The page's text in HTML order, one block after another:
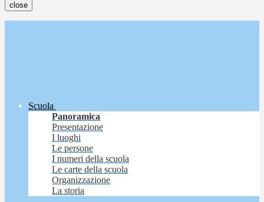
close
Scuola
Panoramica
Presentazione
I luoghi
Le persone
I numeri della scuola
Le carte della scuola
Organizzazione
La storia